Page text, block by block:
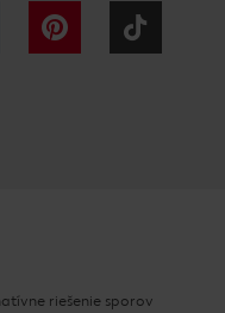
LinkedIn Pinterest
riešenie sporov